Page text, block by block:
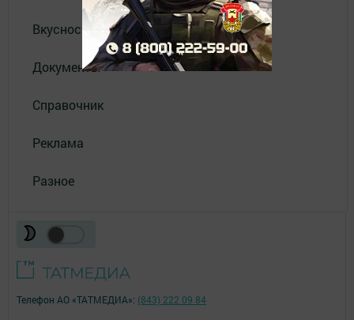
Вкусности
Документы
Справочник
Реклама
Разное
Телефон АО «ТАТМЕДИА»: (843) 222 09 84